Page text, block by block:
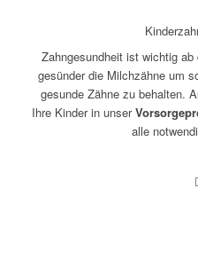
Zahngesundheit ist wichtig
gesünder die Milchzähne um
gesunde Zähne zu behalten.
Ihre Kinder in unser
alle